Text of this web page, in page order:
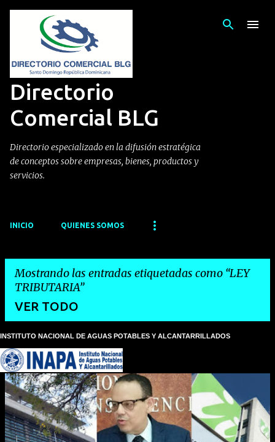
Directorio
Comercial BLG
Directorio especializado en la difusión estratégica
de conceptos sobre empresas, bienes, productos y
servicios.
INICIO QUIENES SOMOS
Mostrando las entradas etiquetadas como LEY
TRIBUTARIA
VER TODO
n
t
r
d
INSTITUTO NACIONAL DE AGUAS POTABLES Y ALCANTARRILLADOS